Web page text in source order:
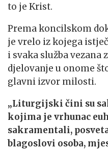
to je Krist.
Prema koncilskom
je vrelo iz kojega
i svaka služba vezana
djelovanje u onome
glavni izvor milosti.
„Liturgijski čini su
kojima je vrhunac
sakramentali,
blagoslovi osoba,